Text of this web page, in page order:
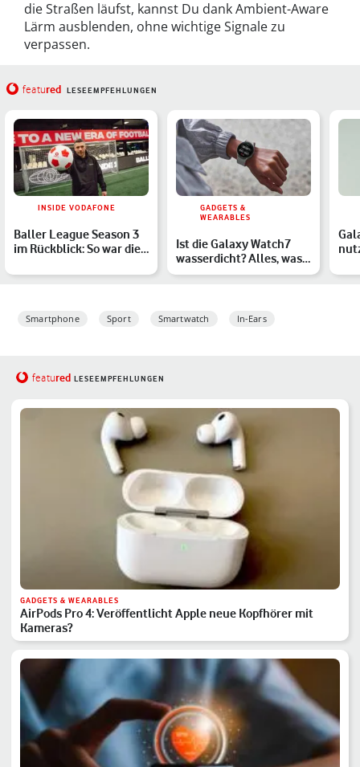
die Straßen läufst, kannst Du dank Ambient-Aware
Lärm ausblenden, ohne wichtige Signale zu
verpassen.
featured LESEEMPFEHLUNGEN
INSIDE VODAFONE
Baller League Season 3
im Rückblick: So war die
GADGETS &
WEARABLES
Ist die Galaxy Watch7
wasserdicht? Alles, was
Du wissen musst
Smartphone Sport Smartwatch In-Ears
featured LESEEMPFEHLUNGEN
GADGETS & WEARABLES
AirPods Pro 4: Veröffentlicht Apple neue Kopfhörer mit
Kameras?